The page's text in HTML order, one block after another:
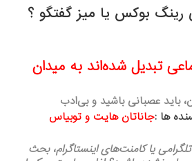
رینگ بوکس یا میز گفتگو ؟
تبدیل شده‌اند به میدان
باید عصبانی باشید و بی‌ادب
ها :جاناتان هایت و توبیاس
یا کامنت‌های اینستاگرام، بحث